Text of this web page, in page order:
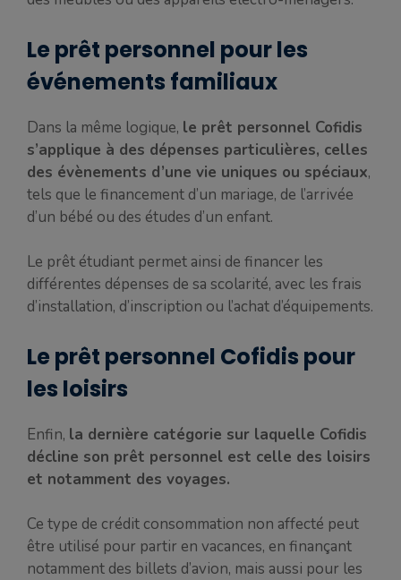
Le prêt personnel pour les
événements familiaux
Dans la même logique, le prêt personnel Cofidis
s’applique à des dépenses particulières, celles
des évènements d’une vie uniques ou spéciaux,
tels que le financement d’un mariage, de l’arrivée
d’un bébé ou des études d’un enfant.
Le prêt étudiant permet ainsi de financer les
différentes dépenses de sa scolarité, avec les frais
d’installation, d’inscription ou l’achat d’équipements.
Le prêt personnel Cofidis pour
les loisirs
Enfin, la dernière catégorie sur laquelle Cofidis
décline son prêt personnel est celle des loisirs
et notamment des voyages.
Ce type de crédit consommation non affecté peut
être utilisé pour partir en vacances, en finançant
notamment des billets d’avion, mais aussi pour les